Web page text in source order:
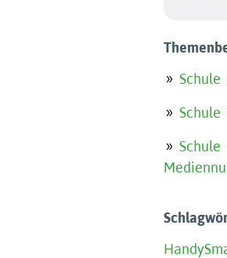
Schule
Schule
Schule
Handy